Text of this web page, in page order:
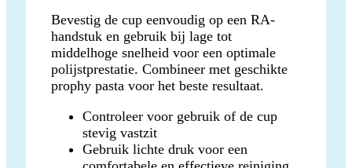
Bevestig de cup eenvoudig op een RA-
handstuk en gebruik bij lage tot
middelhoge snelheid voor een optimale
polijstprestatie. Combineer met geschikte
prophy pasta voor het beste resultaat.
Controleer voor gebruik of de cup
stevig vastzit
Gebruik lichte druk voor een